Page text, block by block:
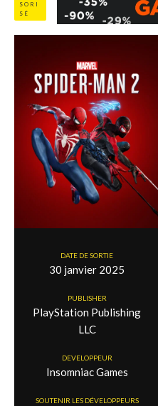
SORI
SÉ
DATE DE SORTIE
30 janvier 2025
PUBLISHER
PlayStation Publishing
LLC
DEVELOPPEUR
Insomniac Games
SOUTENIR LES DÉVELOPPEURS